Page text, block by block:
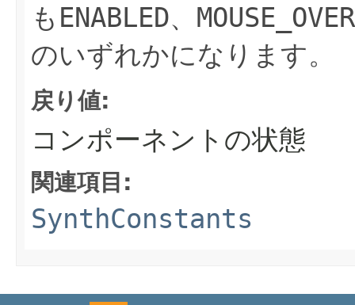
も ENABLED、 MOUSE_OVER
のいずれかになります。
戻り値:
コンポーネントの状態
関連項目:
SynthConstants